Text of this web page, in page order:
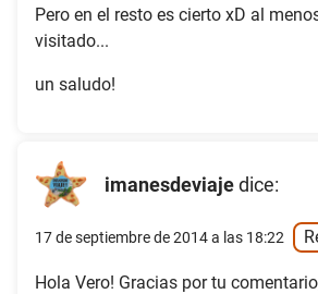
Pero en el resto es cierto xD al
visitado...
un saludo!
imanesdeviajedice:
17 de septiembre de 2014 a las 18:22
Hola Vero! Gracias por tu